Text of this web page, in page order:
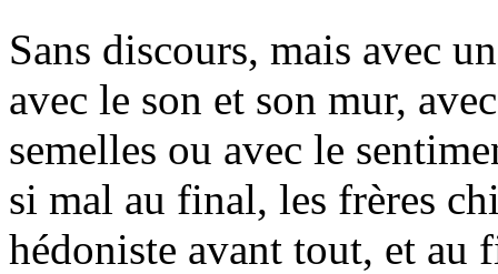
Sans discours, mais avec
avec le son et son mur,
semelles ou avec le
si mal au final, les frères
hédoniste avant tout, et au